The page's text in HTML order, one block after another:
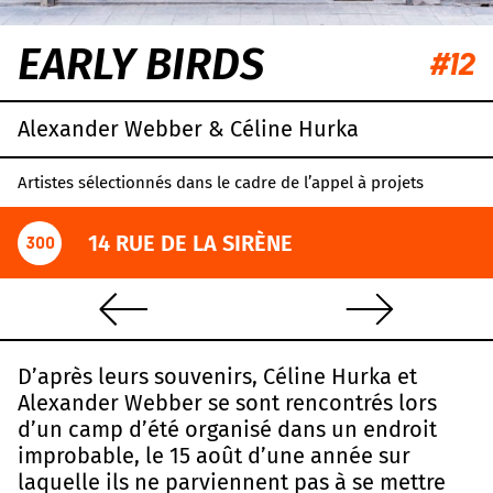
Leaflet|OpenStreetMap,CC-BY-SA , Imagery ©
EARLY BIRDS #12
Alexander Webber & Céline Hurka
Artistes sélectionnés dans le cadre de l’appel à projets
300 14 RUE DE LA SIRÈNE
D’après leurs souvenirs, Céline Hurka et
Alexander Webber se sont rencontrés lors
d’un camp d’été organisé dans un endroit
improbable, le 15 août d’une année sur
laquelle ils ne parviennent pas à se mettre